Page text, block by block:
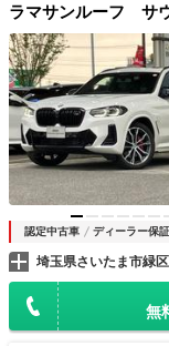
ラマサンルーフ サ
ート ハーマンカー
ャリパーＭスポーツ
認定中古車 ディーラー保証
埼玉県さいたま市緑区
無